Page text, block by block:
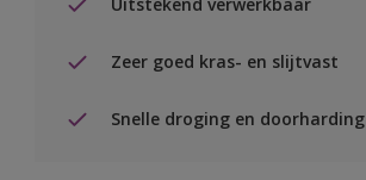
Zeer goed kras- en slijtvast
Snelle droging en doorharding